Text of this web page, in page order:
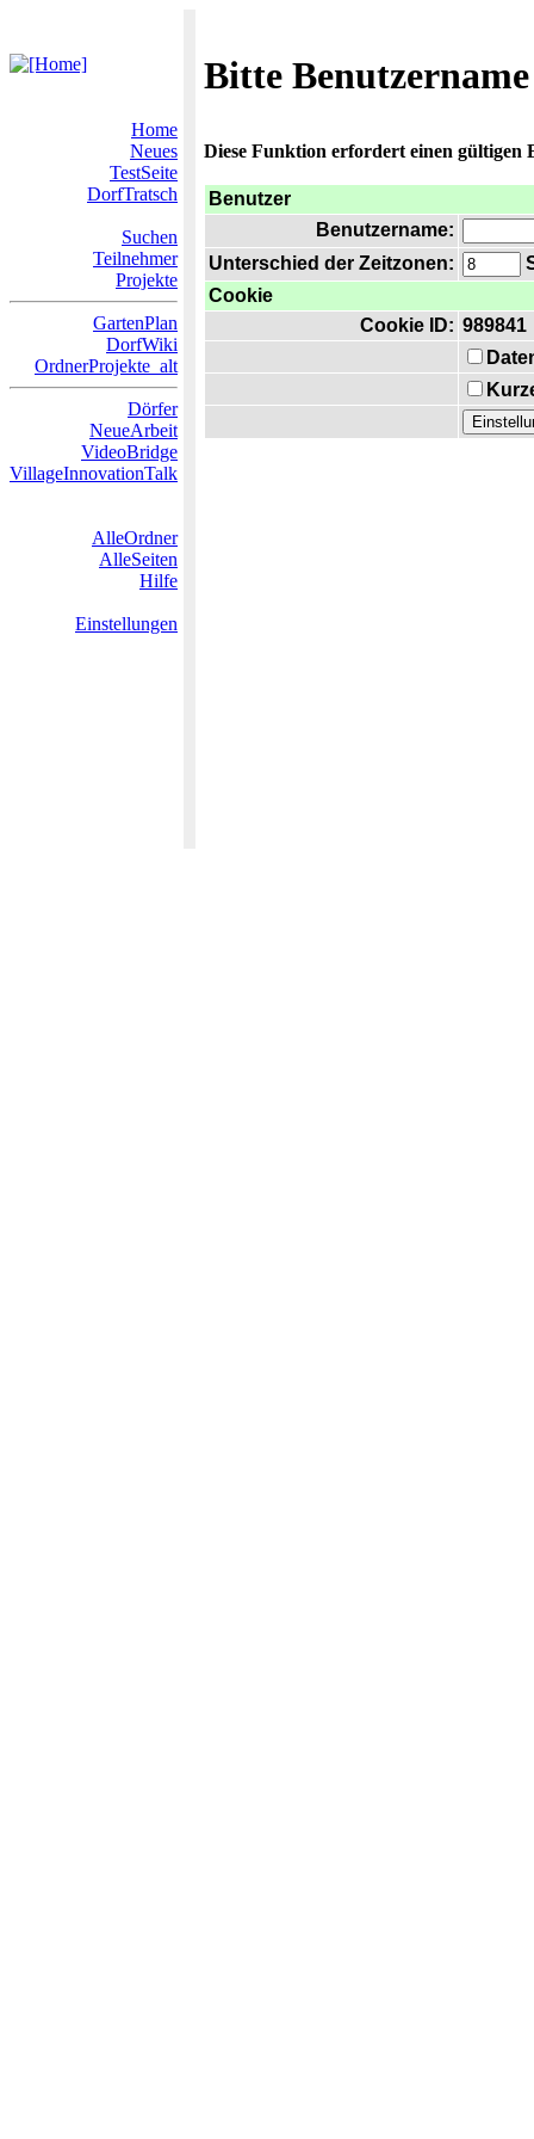
Bitte
Home
Neues
TestSeite
DorfTratsch
Suchen
Teilnehmer
Projekte
GartenPlan
DorfWiki
OrdnerProjekte_alt
Dörfer
NeueArbeit
VideoBridge
VillageInnovationTalk
AlleOrdner
AlleSeiten
Hilfe
Einstellungen
Diese Funktion erfordert einen gültigen
Benutzer
Benutzername:
Unterschied der Zeitzonen:
Cookie
Cookie ID: 989841